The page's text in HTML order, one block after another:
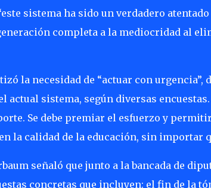
sistema ha sido un verdadero
completa a la mediocridad al
la necesidad de “actuar con urgencia”,
actual sistema, según diversas
Se debe premiar el esfuerzo y
la calidad de la educación, sin importar
señaló que junto a la bancada de
concretas que incluyen: el fin de la